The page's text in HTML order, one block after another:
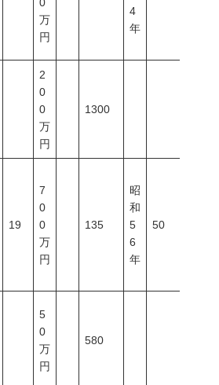
万
円
4
年
2
0
0
万
円
1300
19
7
0
0
万
円
135
昭
和
5
6
年
50
5
0
万
円
580